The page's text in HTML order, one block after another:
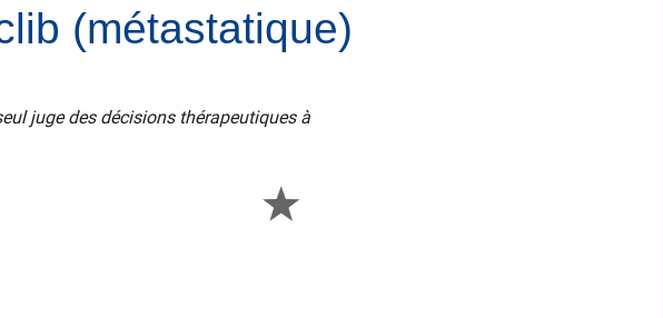
(métastatique)
juge des décisions thérapeutiques à